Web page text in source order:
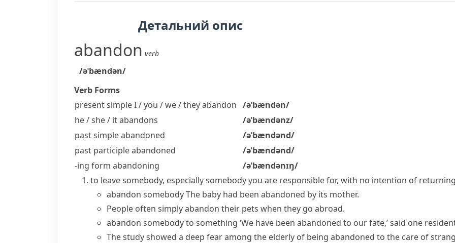
Детальний опис
abandon verb
/əˈbændən/
Verb Forms
present simple I / you / we / theyabandon /əˈbændən/
he / she / itabandons
/əˈbændənz/
past simpleabandoned
/əˈbændənd/
past participleabandoned
/əˈbændənd/
-ing form abandoning
/əˈbændənɪŋ/
to leave somebody, especially somebody you are responsible for, with no intention of
abandon somebodyThe baby had been abandoned by its mother.
People often simply abandon their pets when they go abroad.
abandon somebody to something ‘We have been abandoned to our fate,’ said one
The study showed a deep fear among the elderly of being abandoned to the care of